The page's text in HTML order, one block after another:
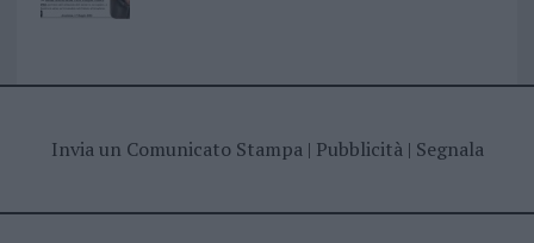
Invia un Comunicato Stampa| Pubblicità| Segnala